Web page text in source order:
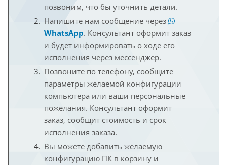
позвоним, что бы уточнить детали.
Напишите нам сообщение через
WhatsApp. Консультант оформит заказ
и будет информировать о ходе его
исполнения через мессенджер.
Позвоните по телефону, сообщите
параметры желаемой конфигурации
компьютера или ваши персональные
пожелания. Консультант оформит
заказ, сообщит стоимость и срок
исполнения заказа.
Вы можете добавить желаемую
конфигурацию ПК в корзину и